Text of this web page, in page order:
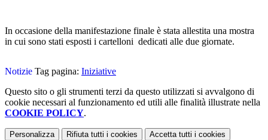
In occasione della manifestazione finale è stata allestita una mostra
in cui sono stati esposti i cartelloni dedicati alle due giornate.
Notizie Tag pagina: Iniziative
Questo sito o gli strumenti terzi da questo utilizzati si avvalgono di
cookie necessari al funzionamento ed utili alle finalità illustrate nella
COOKIE POLICY.
Personalizza Rifiuta tutti i cookies Accetta tutti i cookies